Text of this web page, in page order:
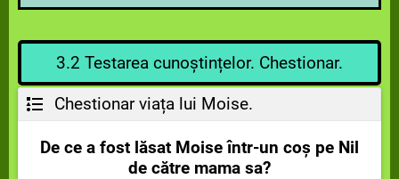
3.2 Testarea cunoștințelor. Chestionar.
Chestionar viața lui Moise.
De ce a fost lăsat Moise într-un coș pe Nil
de către mama sa?